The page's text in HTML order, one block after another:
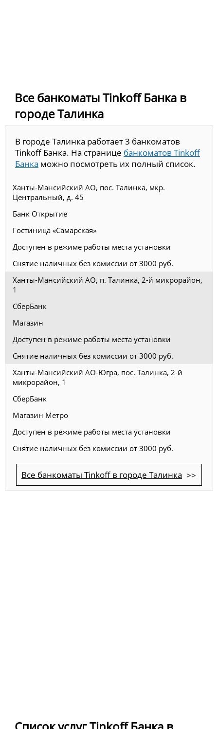
Все банкоматы Tinkoff Банка в
городе Талинка
В городе Талинка работает 3 банкоматов
Tinkoff Банка. На странице банкоматов Tinkoff
Банка можно посмотреть их полный список.
Ханты-Мансийский АО, пос. Талинка, мкр.
Центральный, д. 45
Банк Открытие
Гостиница «Самарская»
Доступен в режиме работы места установки
Снятие наличных без комиссии от 3000 руб.
Ханты-Мансийский АО, п. Талинка, 2-й микрорайон,
1
СберБанк
Магазин
Доступен в режиме работы места установки
Снятие наличных без комиссии от 3000 руб.
Ханты-Мансийский АО-Югра, пос. Талинка, 2-й
микрорайон, 1
СберБанк
Магазин Метро
Доступен в режиме работы места установки
Снятие наличных без комиссии от 3000 руб.
Все банкоматы Tinkoff в городе Талинка